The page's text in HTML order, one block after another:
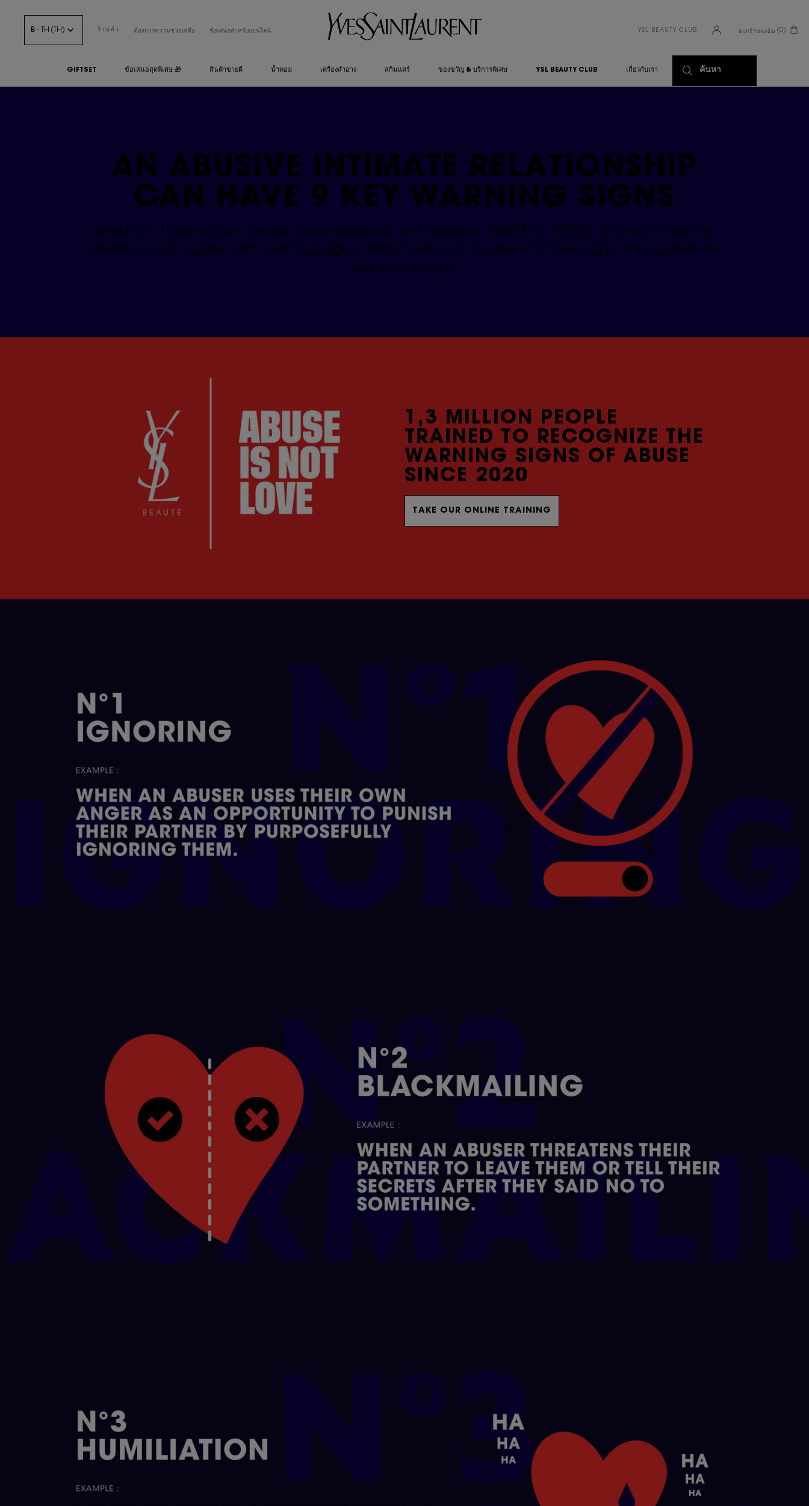
฿ - TH (TH) ร้านค้า ต้องการความช่วยเหลือ ข้อเสนอสำหรับออนไลน์ YSL BEAUTY CLUB ตะกร้าของฉัน 0
0 PRODUCT IN CART
GIFTSET ข้อเสนอสุดพิเศษ 🎁 สินค้าขายดี น้ำหอม เครื่องสำอาง สกินแคร์ ของขวัญ & บริการพิเศษ YSL BEAUTY CLUB เกี่ยวกับเรา ค้นหา
AN ABUSIVE INTIMATE RELATIONSHIP
CAN HAVE 9 KEY WARNING SIGNS
Whether it's physical, sexual, psychological, or financial, ABUSE IS ABUSE. Intimate Partner
Violence can come with warning signs. And if we're all aware of those signs, it's possible to
act and stop it.
1,3 MILLION PEOPLE
TRAINED TO RECOGNIZE THE
WARNING SIGNS OF ABUSE
SINCE 2020
TAKE OUR ONLINE TRAINING